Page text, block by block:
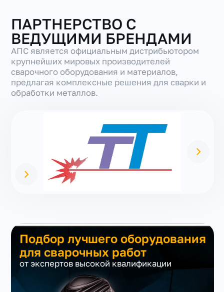
ПАРТНЕРСТВО С
ВЕДУЩИМИ БРЕНДАМИ
АПС является официальным дистрибьютором
крупнейших мировых производителей
сварочного оборудования и материалов,
предлагая комплексные решения для сварки и
обработки металлов.
Подбор лучшего оборудования
для сварочных работ
от экспертов высокой квалификации